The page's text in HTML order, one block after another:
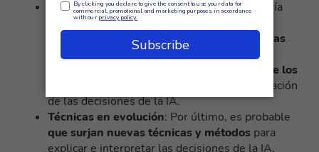
Personalización: Otra tendencia futura podría
ser la personalización de las explicaciones
proporcionadas por la IA. Esto significa que
las
explicaciones podrían adaptarse a las
necesidades y preferencias individuales de los
, facilitando la comprensión y aceptación
de las decisiones de la IA.
Técnicas en evolución: Por último, es probable
que surjan nuevas técnicas y métodos para
explicar e interpretar las decisiones de la IA,